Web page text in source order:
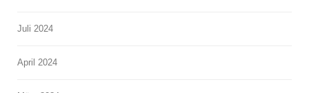
Juli 2024
April 2024